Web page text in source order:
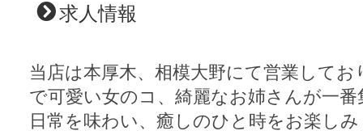
求人情報
当店は本厚木、相模大野にて営業して
で可愛い女のコ、綺麗なお姉さんが一
日常を味わい、癒しのひと時をお楽し